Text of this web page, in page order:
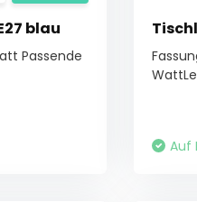
blau
Passende
Auf